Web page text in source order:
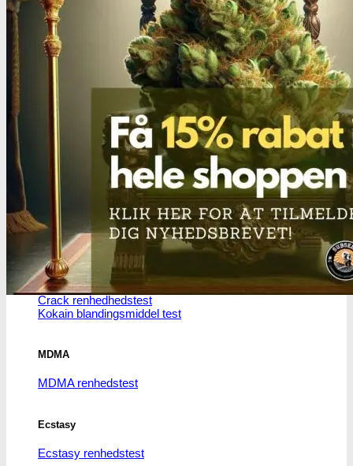
Oplev ALLe vores
brands lige her
Gå til brands
Narkotests
Narkotests
Kokain Tests
Kokain renhedhedstest
Crack renhedhedstest
Kokain blandingsmiddel test
MDMA
MDMA renhedstest
Ecstasy
Ecstasy renhedstest